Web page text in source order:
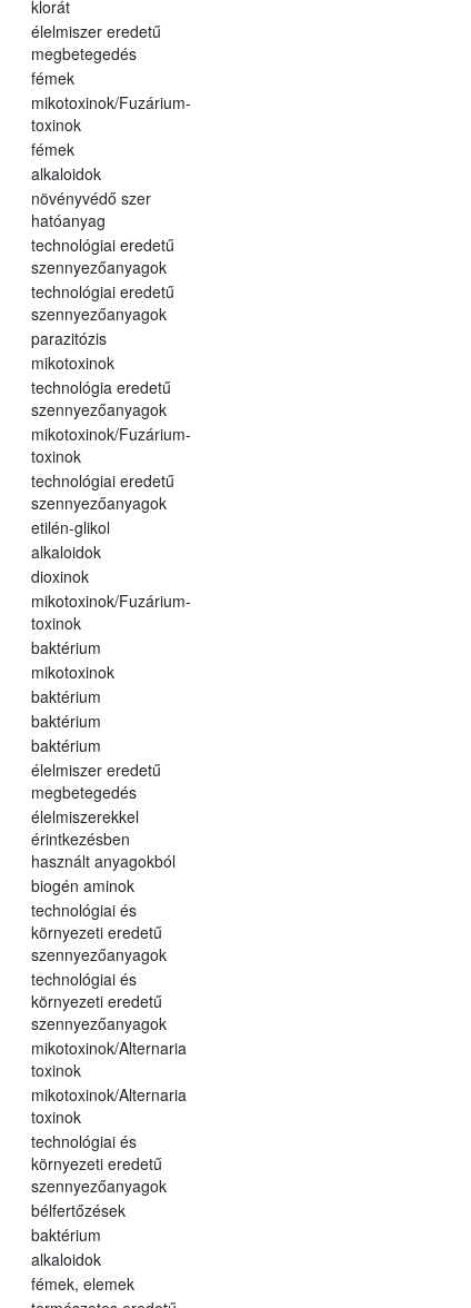
klorát
élelmiszer eredetű
megbetegedés
fémek
mikotoxinok/Fuzárium-
toxinok
fémek
alkaloidok
növényvédő szer
hatóanyag
technológiai eredetű
szennyezőanyagok
technológiai eredetű
szennyezőanyagok
parazitózis
mikotoxinok
technológia eredetű
szennyezőanyagok
mikotoxinok/Fuzárium-
toxinok
technológiai eredetű
szennyezőanyagok
etilén-glikol
alkaloidok
dioxinok
mikotoxinok/Fuzárium-
toxinok
baktérium
mikotoxinok
baktérium
baktérium
baktérium
élelmiszer eredetű
megbetegedés
élelmiszerekkel
érintkezésben
használt anyagokból
biogén aminok
technológiai és
környezeti eredetű
szennyezőanyagok
technológiai és
környezeti eredetű
szennyezőanyagok
mikotoxinok/Alternaria
toxinok
mikotoxinok/Alternaria
toxinok
technológiai és
környezeti eredetű
szennyezőanyagok
bélfertőzések
baktérium
alkaloidok
fémek, elemek